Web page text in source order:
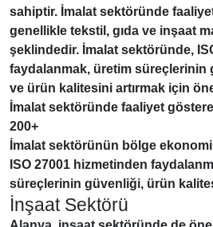
sahiptir. İmalat sektöründe
genellikle tekstil, gıda ve inşaat
şeklindedir. İmalat sektöründe,
faydalanmak, üretim süreçlerinin
ve ürün kalitesini artırmak için
İmalat sektöründe faaliyet
200+
İmalat sektörünün bölge
ISO 27001 hizmetinden
süreçlerinin güvenliği, ürün
İnşaat Sektörü